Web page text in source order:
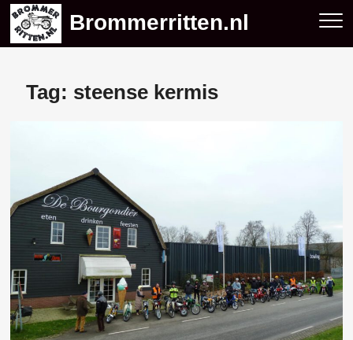
Skip
content
Brommerritten.nl
Tag: steense kermis